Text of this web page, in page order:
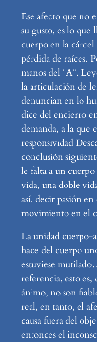
Ese afecto que no
su gusto, es lo que
cuerpo en la
pérdida de raíces.
manos del ¨A¨.
la articulación de
denuncian en lo
dice del encierro
demanda, a la que
responsividad
conclusión
le falta a un
vida, una doble
así, decir pasión
movimiento en el
La unidad cuerpo-
hace del cuerpo
estuviese
referencia, esto es,
ánimo, no son
real, en tanto, el
causa fuera del
entonces el